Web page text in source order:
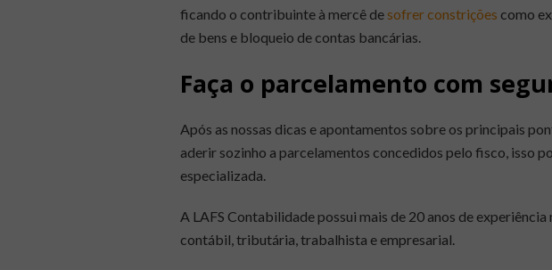
ficando o contribuinte à mercê desofrer constrições como
de bens e bloqueio de contas bancárias.
Faça o parcelamento com
Após as nossas dicas e apontamentos sobre os principais
aderir sozinho a parcelamentos concedidos pelo fisco, isso
especializada.
A LAFS Contabilidade possui mais de 20 anos de
contábil, tributária, trabalhista e empresarial.